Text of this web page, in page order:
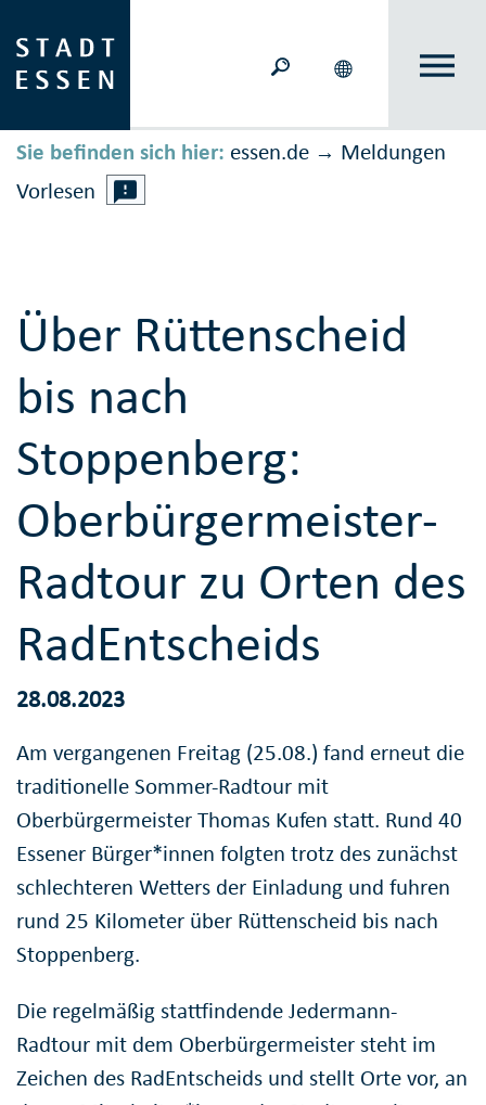
Sie befinden sich hier: essen.de → Meldungen
Vorlesen
Über Rüttenscheid
bis nach
Stoppenberg:
Oberbürgermeister-
Radtour zu Orten des
RadEntscheids
28.08.2023
Am vergangenen Freitag (25.08.) fand erneut die
traditionelle Sommer-Radtour mit
Oberbürgermeister Thomas Kufen statt. Rund 40
Essener Bürger*innen folgten trotz des zunächst
schlechteren Wetters der Einladung und fuhren
rund 25 Kilometer über Rüttenscheid bis nach
Stoppenberg.
Die regelmäßig stattfindende Jedermann-
Radtour mit dem Oberbürgermeister steht im
Zeichen des RadEntscheids und stellt Orte vor, an